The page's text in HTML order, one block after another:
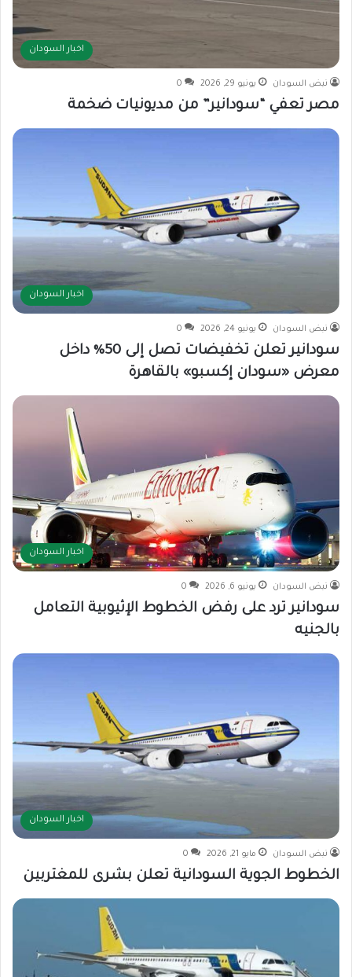
اخبار السودان
نبض السودان يونيو 29, 2026 0
مصر تعفي “سودانير” من مديونيات ضخمة
اخبار السودان
نبض السودان يونيو 24, 2026 0
سودانير تعلن تخفيضات تصل إلى 50% داخل
معرض «سودان إكسبو» بالقاهرة
اخبار السودان
نبض السودان يونيو 6, 2026 0
سودانير ترد على رفض الخطوط الإثيوبية التعامل
بالجنيه
اخبار السودان
نبض السودان مايو 21, 2026 0
الخطوط الجوية السودانية تعلن بشرى للمغتربين